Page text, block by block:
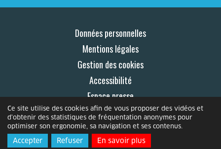
Ce site utilise des cookies afin de vous proposer des vidéos et
d'obtenir des statistiques de fréquentation anonymes pour
optimiser son ergonomie, sa navigation et ses contenus.
Accepter Refuser En savoir plus
© 2026 Le Mag
Données personnelles
Mentions légales
Gestion des cookies
Accessibilité
Espace presse
Contact